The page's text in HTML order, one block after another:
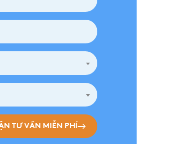
TƯ VẤN MIỄN PHÍ